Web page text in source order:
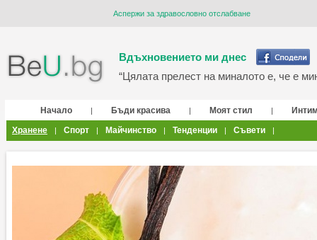
Аспержи за здравословно отслабване
Вдъхновението ми днес
“Цялата прелест на миналото е, че е
Начало | Бъди красива | Моят стил |
Хранене
| Спорт | Майчинство | Тенденции | Съвети |